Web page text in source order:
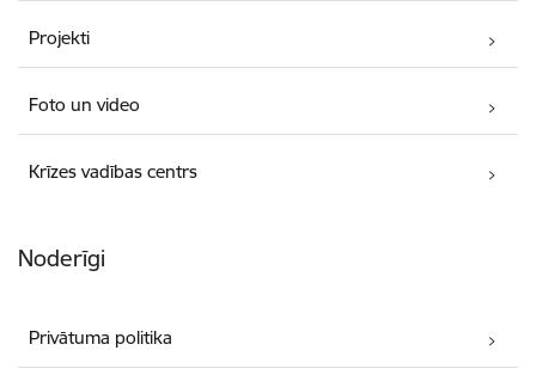
Projekti
Foto un video
Krīzes vadības centrs
Noderīgi
Privātuma politika